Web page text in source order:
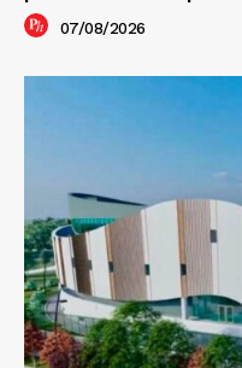
07/08/2026